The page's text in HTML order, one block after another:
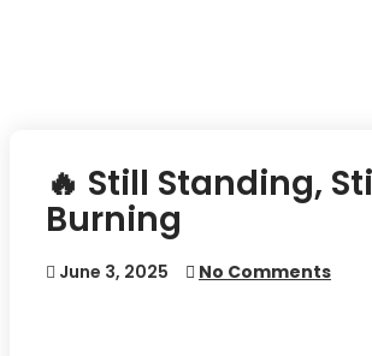
🔥 Still Standing,
Burning
June 3, 2025 No Comments